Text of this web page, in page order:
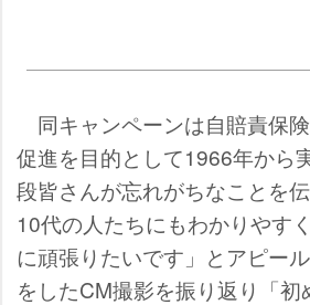
同キャンペーンは自賠責保
促進を目的として1966年から
段皆さんが忘れがちなことを
10代の人たちにもわかりやす
に頑張りたいです」とアピー
をしたCM撮影を振り返り「初